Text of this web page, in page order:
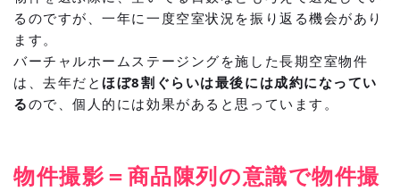
るのですが、一年に一度空室状況を振り返る機会があり
ます。
バーチャルホームステージングを施した長期空室物件
は、去年だとほぼ8割ぐらいは最後には成約になってい
るので、個人的には効果があると思っています。
物件撮影＝商品陳列の意識で物件撮